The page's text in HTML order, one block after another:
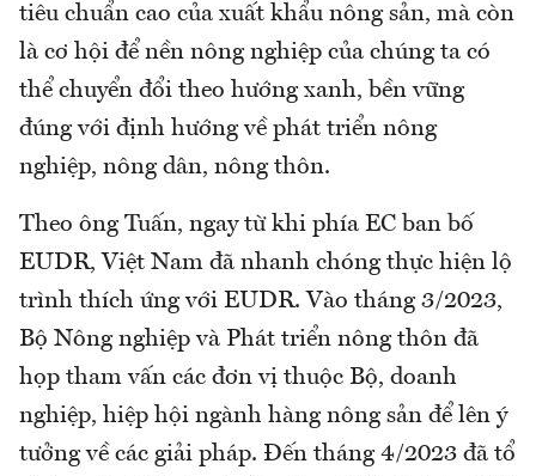
tiêu chuẩn cao của xuất khẩu nông sản, mà còn
là cơ hội để nền nông nghiệp của chúng ta có
thể chuyển đổi theo hướng xanh, bền vững
đúng với định hướng về phát triển nông
nghiệp, nông dân, nông thôn.
Theo ông Tuấn, ngay từ khi phía EC ban bố
EUDR, Việt Nam đã nhanh chóng thực hiện lộ
trình thích ứng với EUDR. Vào tháng 3/2023,
Bộ Nông nghiệp và Phát triển nông thôn đã
họp tham vấn các đơn vị thuộc Bộ, doanh
nghiệp, hiệp hội ngành hàng nông sản để lên ý
tưởng về các giải pháp. Đến tháng 4/2023 đã tổ